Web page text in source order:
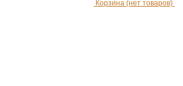
Корзина (нет товаров)